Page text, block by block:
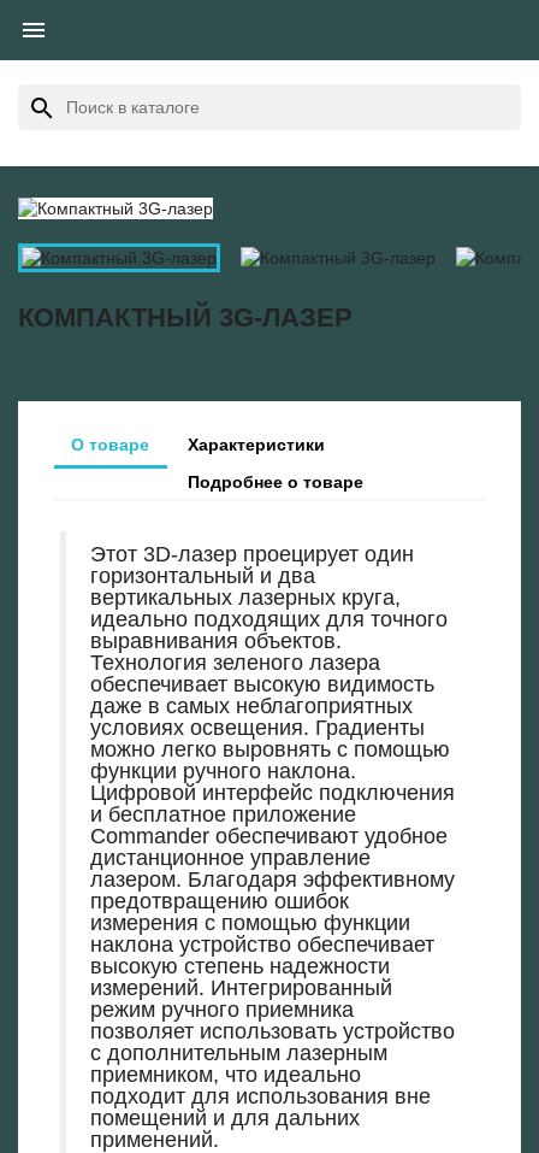

search
КОМПАКТНЫЙ 3G-ЛАЗЕР
О товаре
Характеристики
Подробнее о товаре
Этот 3D-лазер проецирует один
горизонтальный и два
вертикальных лазерных круга,
идеально подходящих для точного
выравнивания объектов.
Технология зеленого лазера
обеспечивает высокую видимость
даже в самых неблагоприятных
условиях освещения. Градиенты
можно легко выровнять с помощью
функции ручного наклона.
Цифровой интерфейс подключения
и бесплатное приложение
Commander обеспечивают удобное
дистанционное управление
лазером. Благодаря эффективному
предотвращению ошибок
измерения с помощью функции
наклона устройство обеспечивает
высокую степень надежности
измерений. Интегрированный
режим ручного приемника
позволяет использовать устройство
с дополнительным лазерным
приемником, что идеально
подходит для использования вне
помещений и для дальних
применений.